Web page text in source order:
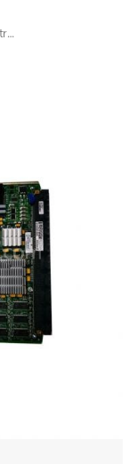
Ericsson ROA 128 6019/1 SSC3 SSR-Übertragungsausrüstung